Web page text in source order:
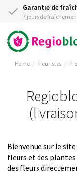
Garantie de
7 jours de
Home Fleuristes
Bienvenue sur le
fleurs et des plantes
des fleurs